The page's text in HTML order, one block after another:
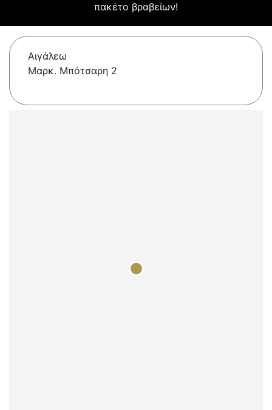
πακέτο βραβείων!
Αιγάλεω
Μαρκ. Μπότσαρη 2